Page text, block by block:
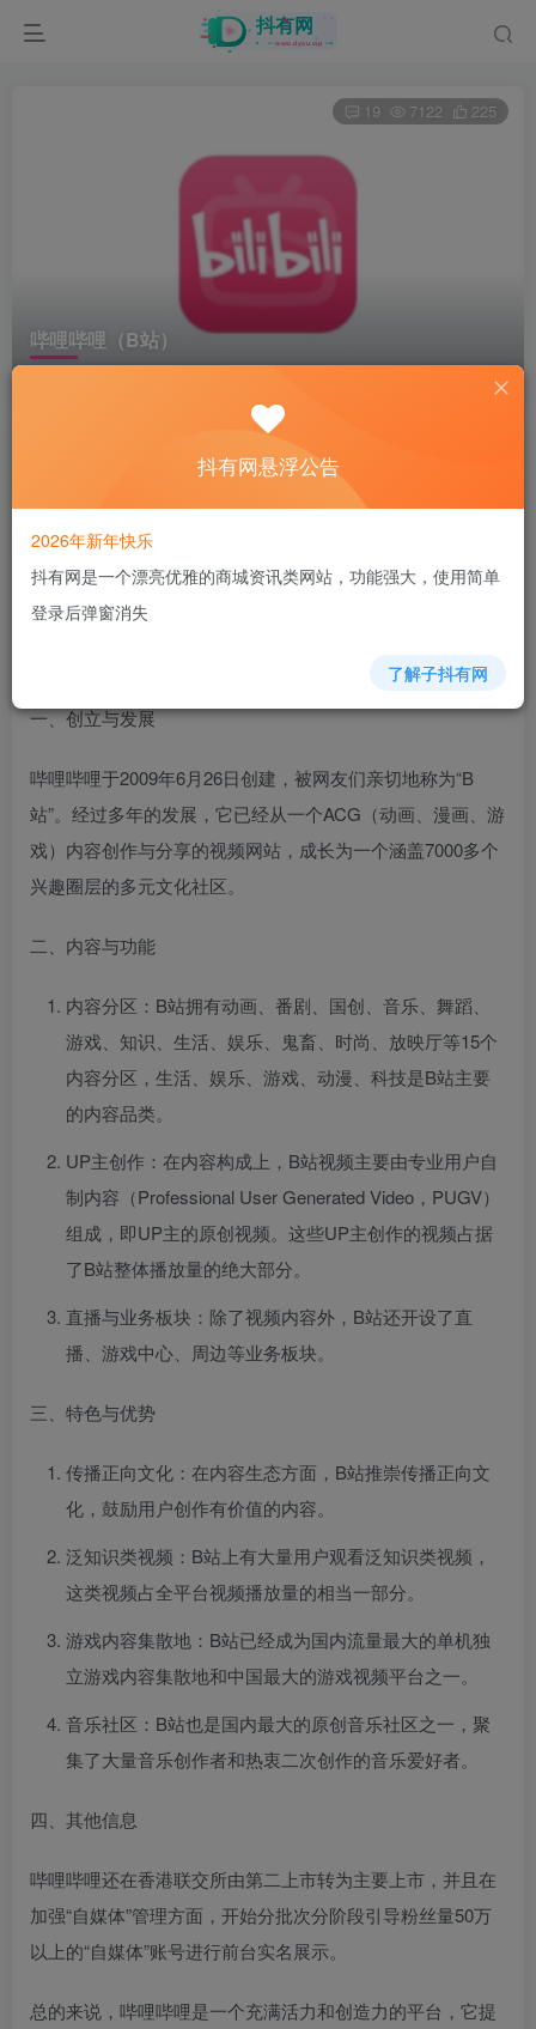
哔哩哔哩（B站）
19 7122 225
哔哩哔哩（NASDAQ:BILI；HKEX:9626），英文名称为
bilibili，简称B站，是中国年轻世代高度聚集的文化社区和视
一、创立与发展
哔哩哔哩于2009年6月26日创建，被网友们亲切地称为“B
站”。经过多年的发展，它已经从一个ACG（动画、漫画、游
戏）内容创作与分享的视频网站，成长为一个涵盖7000多个
兴趣圈层的多元文化社区。
二、内容与功能
内容分区：B站拥有动画、番剧、国创、音乐、舞蹈、
游戏、知识、生活、娱乐、鬼畜、时尚、放映厅等15个
内容分区，生活、娱乐、游戏、动漫、科技是B站主要
的内容品类。
UP主创作：在内容构成上，B站视频主要由专业用户自
制内容（Professional User Generated Video，PUGV）
组成，即UP主的原创视频。这些UP主创作的视频占据
了B站整体播放量的绝大部分。
直播与业务板块：除了视频内容外，B站还开设了直
播、游戏中心、周边等业务板块。
三、特色与优势
传播正向文化：在内容生态方面，B站推崇传播正向文
化，鼓励用户创作有价值的内容。
泛知识类视频：B站上有大量用户观看泛知识类视频，
这类视频占全平台视频播放量的相当一部分。
游戏内容集散地：B站已经成为国内流量最大的单机独
立游戏内容集散地和中国最大的游戏视频平台之一。
音乐社区：B站也是国内最大的原创音乐社区之一，聚
集了大量音乐创作者和热衷二次创作的音乐爱好者。
四、其他信息
哔哩哔哩还在香港联交所由第二上市转为主要上市，并且在
加强“自媒体”管理方面，开始分批次分阶段引导粉丝量50万
以上的“自媒体”账号进行前台实名展示。
总的来说，哔哩哔哩是一个充满活力和创造力的平台，它提
抖有网悬浮公告
2026年新年快乐
抖有网是一个漂亮优雅的商城资讯类网站，功能强大，使用简单
登录后弹窗消失
了解子抖有网